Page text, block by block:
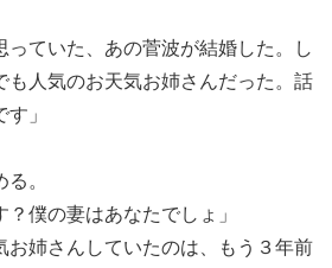
っていた、あの菅波が結婚した。し
も人気のお天気お姉さんだった。話
」
。
？僕の妻はあなたでしょ」
お姉さんしていたのは、もう３年前